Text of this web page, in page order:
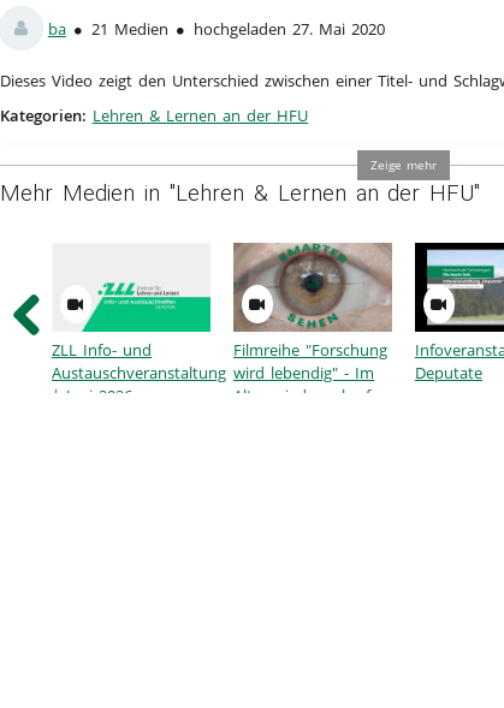
views
favorites
ba 21 Medien hochgeladen 27. Mai 2020
Dieses Video zeigt den Unterschied zwischen einer Titel- und
Kategorien: Lehren & Lernen an der HFU
Zeige mehr
Mehr Medien in "Lehren & Lernen an der HFU"
ZLL Info- und
Austauschveranstaltung
| Juni 2026
Filmreihe "Forschung
wird lebendig" - Im
Alter wieder scharf
Deputate